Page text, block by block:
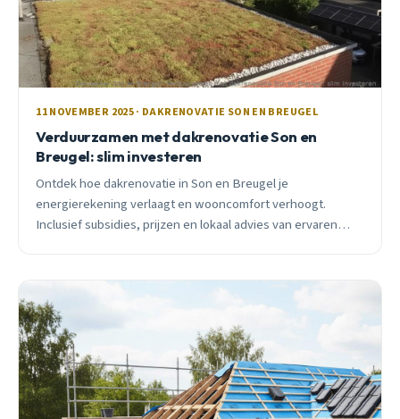
11 NOVEMBER 2025 · DAKRENOVATIE SON EN BREUGEL
Verduurzamen met dakrenovatie Son en
Breugel: slim investeren
Ontdek hoe dakrenovatie in Son en Breugel je
energierekening verlaagt en wooncomfort verhoogt.
Inclusief subsidies, prijzen en lokaal advies van ervaren